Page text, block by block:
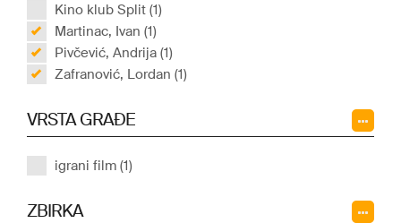
Kino klub Split (1)
Martinac, Ivan (1)
Pivčević, Andrija (1)
Zafranović, Lordan (1)
VRSTA GRAĐE
igrani film (1)
ZBIRKA